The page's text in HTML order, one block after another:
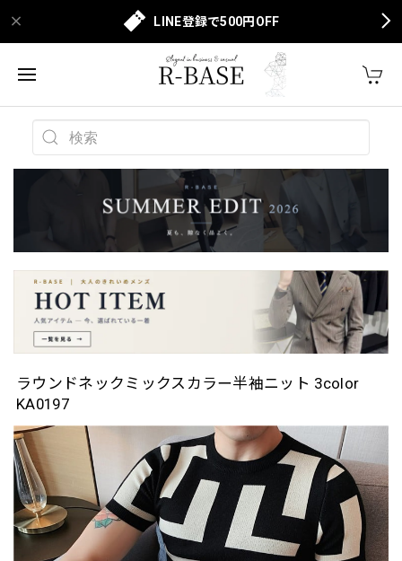
LINE登録で500円OFF
ラウンドネックミックスカラー半袖ニット 3color
KA0197